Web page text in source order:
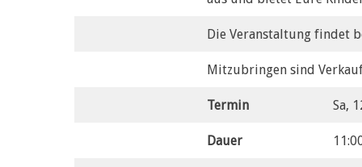
Die Veranstaltung findet
Mitzubringen sind
Termin Sa,
Dauer